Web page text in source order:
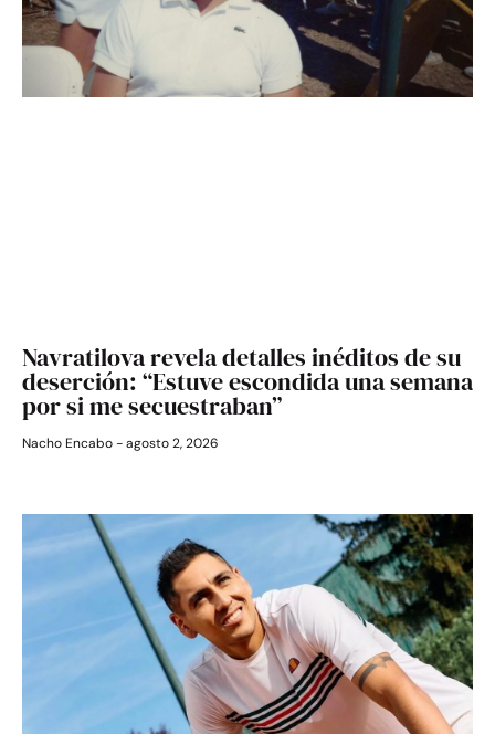
Navratilova revela detalles inéditos de su
deserción: “Estuve escondida una semana
por si me secuestraban”
Nacho Encabo agosto 2, 2026